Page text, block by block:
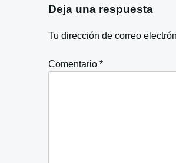
Deja una respuesta
Tu dirección de correo
Comentario *